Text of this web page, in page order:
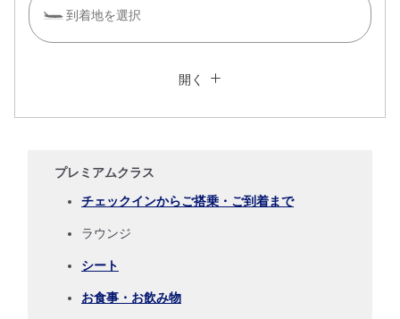
到着地を選択
運賃タイプ指定なし
往路出発日および時間帯
日付を選択
時間帯指定なし
開く
プレミアムクラス
チェックインからご搭乗・ご到着まで
ラウンジ
シート
お食事・お飲み物